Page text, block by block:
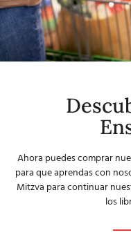
Ahora puedes comprar
para que aprendas con
Mitzva para continuar
los